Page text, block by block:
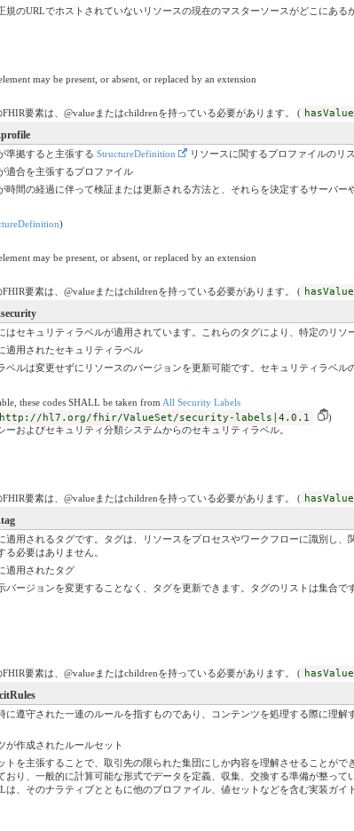
規のURLでホストされていないリソースの現在のマスターソースがどこにある
may be present, or absent, or replaced by an extension
FHIR要素は、@valueまたはchildrenを持っている必要があります。 (
準拠すると主張する StructureDefinition リソースに関するプロファイルのリ
適合を主張するプロファイル
時間の経過に伴って検証または更新される方法と、それらを決定するサーバ
)
may be present, or absent, or replaced by an extension
FHIR要素は、@valueまたはchildrenを持っている必要があります。 (
はセキュリティラベルが適用されています。これらのタグにより、特定のリ
適用されたセキュリティラベル
ベルは変更せずにリソースのバージョンを更新可能です。セキュリティラベ
these codes SHALL be taken from All Security Labels
http://hl7.org/fhir/ValueSet/security-labels|4.0.1
)
ーおよびセキュリティ分類システムからのセキュリティラベル。
FHIR要素は、@valueまたはchildrenを持っている必要があります。 (
適用されるタグです。タグは、リソースをプロセスやワークフローに識別し
る必要はありません。
適用されたタグ
バージョンを変更することなく、タグを更新できます。タグのリストは集合
FHIR要素は、@valueまたはchildrenを持っている必要があります。 (
に遵守された一連のルールを指すものであり、コンテンツを処理する際に理
が作成されたルールセット
トを主張することで、取引先の限られた集団にしか内容を理解させることが
おり、一般的に計算可能な形式でデータを定義、収集、交換する準備が整っ
は、そのナラティブとともに他のプロファイル、値セットなどを含む実装ガイ